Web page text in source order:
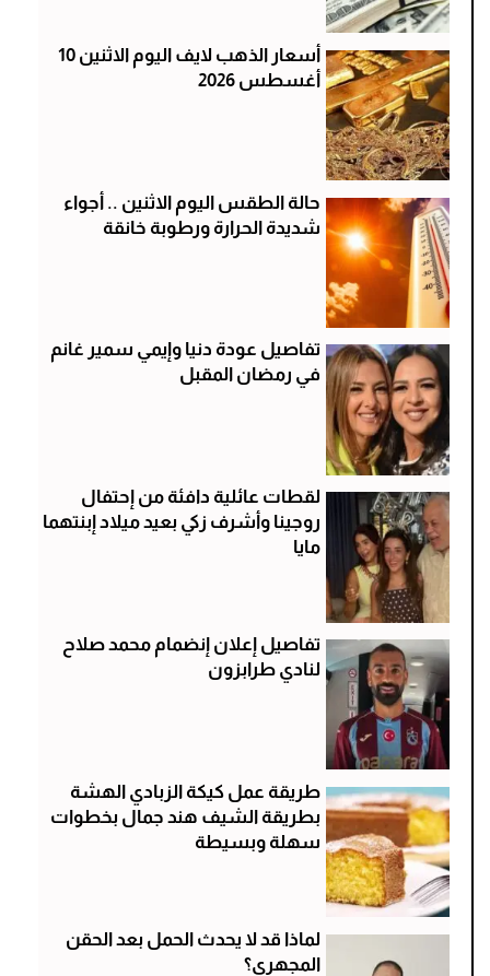
أسعار الذهب لايف اليوم الاثنين 10
أغسطس 2026
حالة الطقس اليوم الاثنين .. أجواء
شديدة الحرارة ورطوبة خانقة
تفاصيل عودة دنيا وإيمي سمير غانم
في رمضان المقبل
لقطات عائلية دافئة من إحتفال
روجينا وأشرف زكي بعيد ميلاد إبنتهما
مايا
تفاصيل إعلان إنضمام محمد صلاح
لنادي طرابزون
طريقة عمل كيكة الزبادي الهشة
بطريقة الشيف هند جمال بخطوات
سهلة وبسيطة
لماذا قد لا يحدث الحمل بعد الحقن
المجهري؟